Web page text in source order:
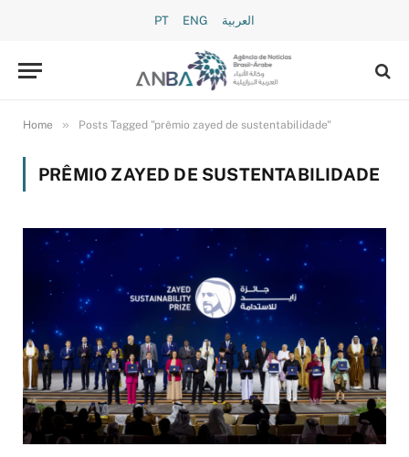
PT ENG العربية
Home » Posts Tagged "prêmio zayed de sustentabilidade"
PRÊMIO ZAYED DE SUSTENTABILIDADE